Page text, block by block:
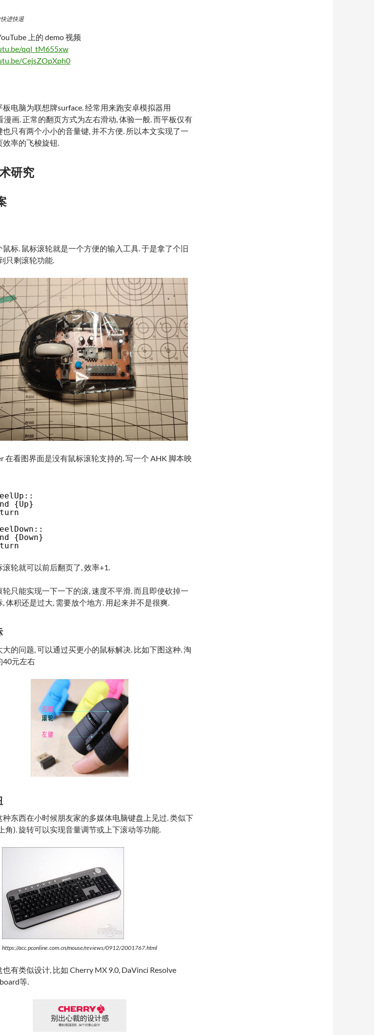
快进快退
上的 demo 视频
qql_tM655xw
CejsZOpXph0
板电脑为联想牌surface. 经常用来跑安卓模拟器用
漫画. 正常的翻页方式为左右滑动, 体验一般. 而平板仅有
也只有两个小小的音量键, 并不方便. 所以本文实现了一
效率的飞梭旋钮.
研究
鼠标. 鼠标滚轮就是一个方便的输入工具. 于是拿了个旧
只剩滚轮功能.
在看图界面是没有鼠标滚轮支持的. 写一个 AHK 脚本映
{Up}
{Down}
滚轮就可以前后翻页了, 效率+1.
轮只能实现一下一下的滚, 速度不平滑. 而且即使砍掉一
体积还是过大, 需要放个地方. 用起来并不是很爽.
的问题, 可以通过买更小的鼠标解决. 比如下图这种. 淘
40元左右
种东西在小时候朋友家的多媒体电脑键盘上见过. 类似下
角). 旋转可以实现音量调节或上下滚动等功能.
https://acc.pconline.com.cn/mouse/reviews/0912/2001767.html
有类似设计, 比如 Cherry MX 9.0, DaVinci Resolve
等.